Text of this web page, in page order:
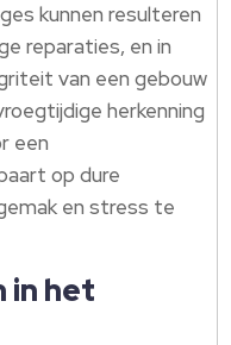
kunnen resulteren
reparaties, en in
van een gebouw
herkenning
een
op dure
en stress te
in het